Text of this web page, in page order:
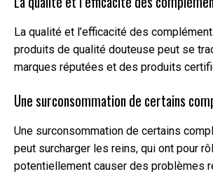
La qualité et l’efficacité des
produits de qualité douteuse peut se
marques réputées et des produits
Une surconsommation de certains
Une surconsommation de certains
peut surcharger les reins, qui ont pour
potentiellement causer des problèmes